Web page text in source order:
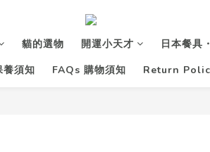
貓的選物 開運小天才 日本餐具
養須知 FAQs 購物須知 Return